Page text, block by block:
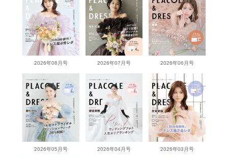
2026年08月号 2026年07月号 2026年06月号
2026年05月号 2026年04月号 2026年03月号